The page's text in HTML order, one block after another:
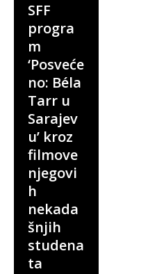
SFF
progra
m
‘Posveće
no: Béla
Tarr u
Sarajev
u’ kroz
filmove
njegovi
h
nekada
šnjih
studena
ta